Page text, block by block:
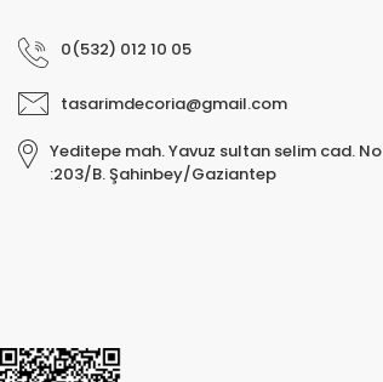
0(532) 012 10 05
tasarimdecoria@gmail.com
Yeditepe mah. Yavuz sultan selim cad. No
:203/B. Şahinbey/Gaziantep